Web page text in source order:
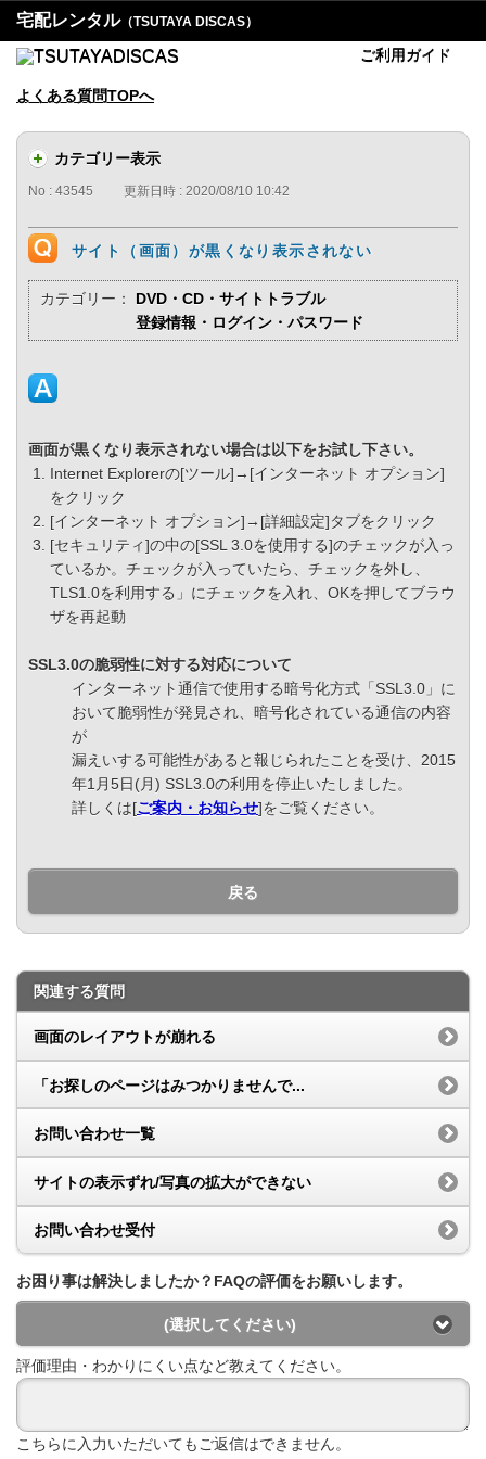
宅配レンタル（TSUTAYA DISCAS）
ご利用ガイド
よくある質問TOPへ
カテゴリー表示
No : 43545 更新日時 : 2020/08/10 10:42
サイト（画面）が黒くなり表示されない
カテゴリー：
DVD・CD・サイトトラブル
登録情報・ログイン・パスワード
画面が黒くなり表示されない場合は以下をお試し下さい。
Internet Explorerの[ツール]→[インターネット オプション]
をクリック
[インターネット オプション]→[詳細設定]タブをクリック
[セキュリティ]の中の[SSL 3.0を使用する]のチェックが入っ
ているか。チェックが入っていたら、チェックを外し、
TLS1.0を利用する」にチェックを入れ、OKを押してブラウ
ザを再起動
SSL3.0の脆弱性に対する対応について
インターネット通信で使用する暗号化方式「SSL3.0」に
おいて脆弱性が発見され、暗号化されている通信の内容
が
漏えいする可能性があると報じられたことを受け、2015
年1月5日(月) SSL3.0の利用を停止いたしました。
詳しくは[ご案内・お知らせ]をご覧ください。
戻る
関連する質問
画面のレイアウトが崩れる
「お探しのページはみつかりませんで...
お問い合わせ一覧
サイトの表示ずれ/写真の拡大ができない
お問い合わせ受付
お困り事は解決しましたか？FAQの評価をお願いします。
(選択してください)
評価理由・わかりにくい点など教えてください。
こちらに入力いただいてもご返信はできません。